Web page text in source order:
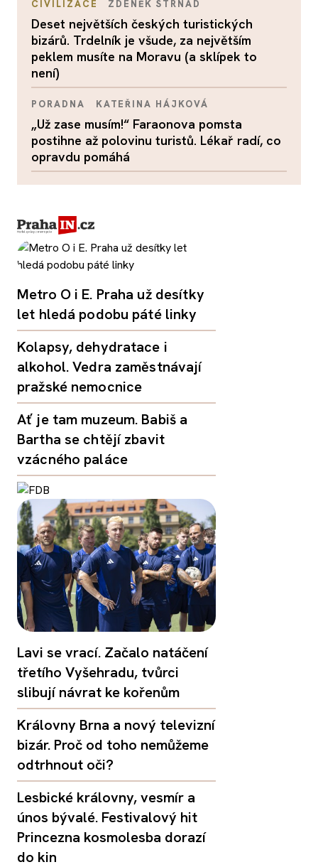
CIVILIZACE ZDENĚK STRNAD
Deset největších českých turistických
bizárů. Trdelník je všude, za největším
peklem musíte na Moravu (a sklípek to
není)
PORADNA KATEŘINA HÁJKOVÁ
„Už zase musím!“ Faraonova pomsta
postihne až polovinu turistů. Lékař radí, co
opravdu pomáhá
Metro O i E. Praha už desítky
let hledá podobu páté linky
Kolapsy, dehydratace i
alkohol. Vedra zaměstnávají
pražské nemocnice
Ať je tam muzeum. Babiš a
Bartha se chtějí zbavit
vzácného paláce
Lavi se vrací. Začalo natáčení
třetího Vyšehradu, tvůrci
slibují návrat ke kořenům
Královny Brna a nový televizní
bizár. Proč od toho nemůžeme
odtrhnout oči?
Lesbické královny, vesmír a
únos bývalé. Festivalový hit
Princezna kosmolesba dorazí
do kin